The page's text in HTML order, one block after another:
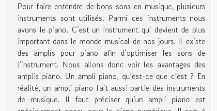
Pour faire entendre de bons sons en musique, plusieurs
instruments sont utilisés. Parmi ces instruments nous
avons le piano. C’est un instrument qui devient de plus
important dans le monde musical de nos jours. Il existe
des amplis pour piano afin d’optimiser les sons de
l’instrument. Nous allons donc voir les avantages des
amplis piano. Un ampli piano, qu’est-ce que c’est ? En
réalité, un ampli piano fait aussi partie des instruments
de musique. Il faut préciser qu’un ampli piano est